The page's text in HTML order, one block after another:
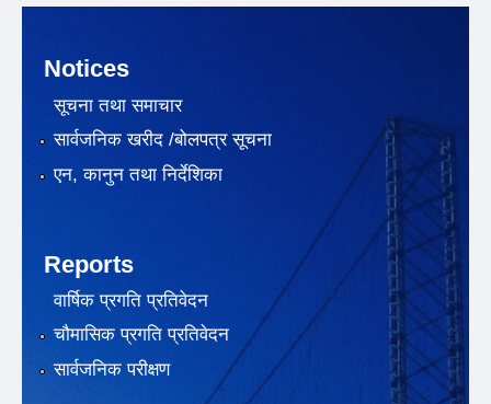
Notices
सूचना तथा समाचार
सार्वजनिक खरीद /बोलपत्र सूचना
एन, कानुन तथा निर्देशिका
Reports
वार्षिक प्रगति प्रतिवेदन
चौमासिक प्रगति प्रतिवेदन
सार्वजनिक परीक्षण